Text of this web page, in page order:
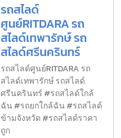
รถสไลด์
ศูนย์RITDARA รถ
สไลด์เทพารักษ์ รถ
สไลด์ศรีนครินทร์
รถสไลด์ศูนย์RITDARA รถ
สไลด์เทพารักษ์ รถสไลด์
ศรีนครินทร์ #รถสไลด์ใกล้
ฉัน #รถยกใกล้ฉัน #รถสไลด์
ข้ามจังหวัด #รถสไลด์ราคา
ถูก